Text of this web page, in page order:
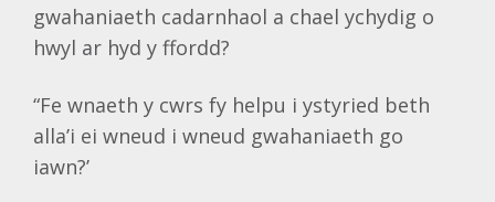
gwahaniaeth cadarnhaol a chael ychydig o
hwyl ar hyd y ffordd?
“Fe wnaeth y cwrs fy helpu i ystyried beth
alla’i ei wneud i wneud gwahaniaeth go
iawn?’